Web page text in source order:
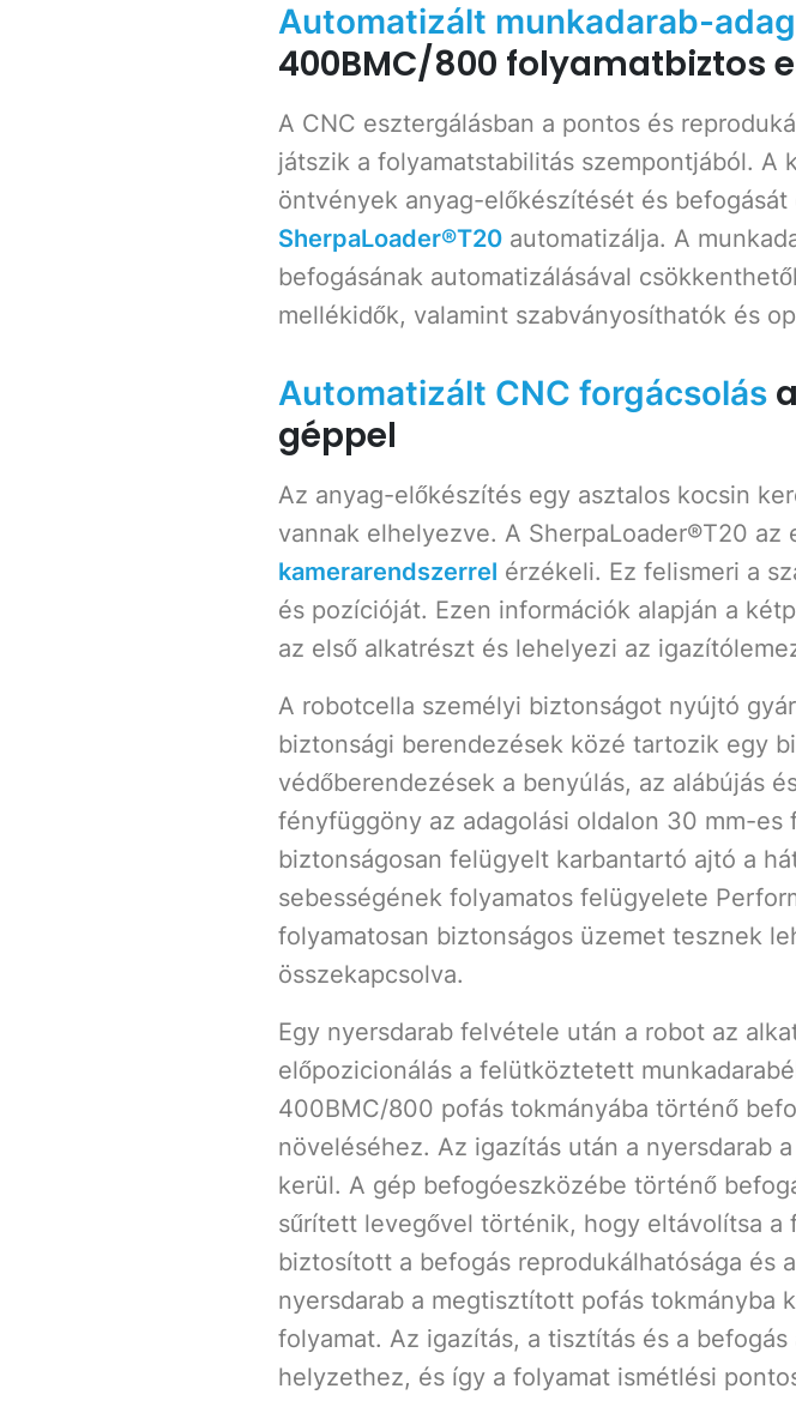
Automatizált munkadarab-
400BMC/800 folyamatbiztos
A CNC esztergálásban a pontos és
játszik a folyamatstabilitás szempontjából. A
öntvények anyag-előkészítését és
SherpaLoader®T20 automatizálja. A
befogásának automatizálásával
mellékidők, valamint szabványosíthatók és
Automatizált CNC forgácsolás
géppel
Az anyag-előkészítés egy asztalos kocsin
vannak elhelyezve. A SherpaLoader®T20
kamerarendszerrel érzékeli. Ez felismeri a
és pozícióját. Ezen információk alapján a
az első alkatrészt és lehelyezi az
A robotcella személyi biztonságot nyújtó
biztonsági berendezések közé tartozik egy
védőberendezések a benyúlás, az alábújás
fényfüggöny az adagolási oldalon 30 mm-
biztonságosan felügyelt karbantartó ajtó a
sebességének folyamatos felügyelete
folyamatosan biztonságos üzemet tesznek
összekapcsolva.
Egy nyersdarab felvétele után a robot az
előpozicionálás a felütköztetett
400BMC/800 pofás tokmányába történő
növeléséhez. Az igazítás után a nyersdarab
kerül. A gép befogóeszközébe történő
sűrített levegővel történik, hogy eltávolítsa a
biztosított a befogás reprodukálhatósága és
nyersdarab a megtisztított pofás tokmányba
folyamat. Az igazítás, a tisztítás és a
helyzethez, és így a folyamat ismétlési